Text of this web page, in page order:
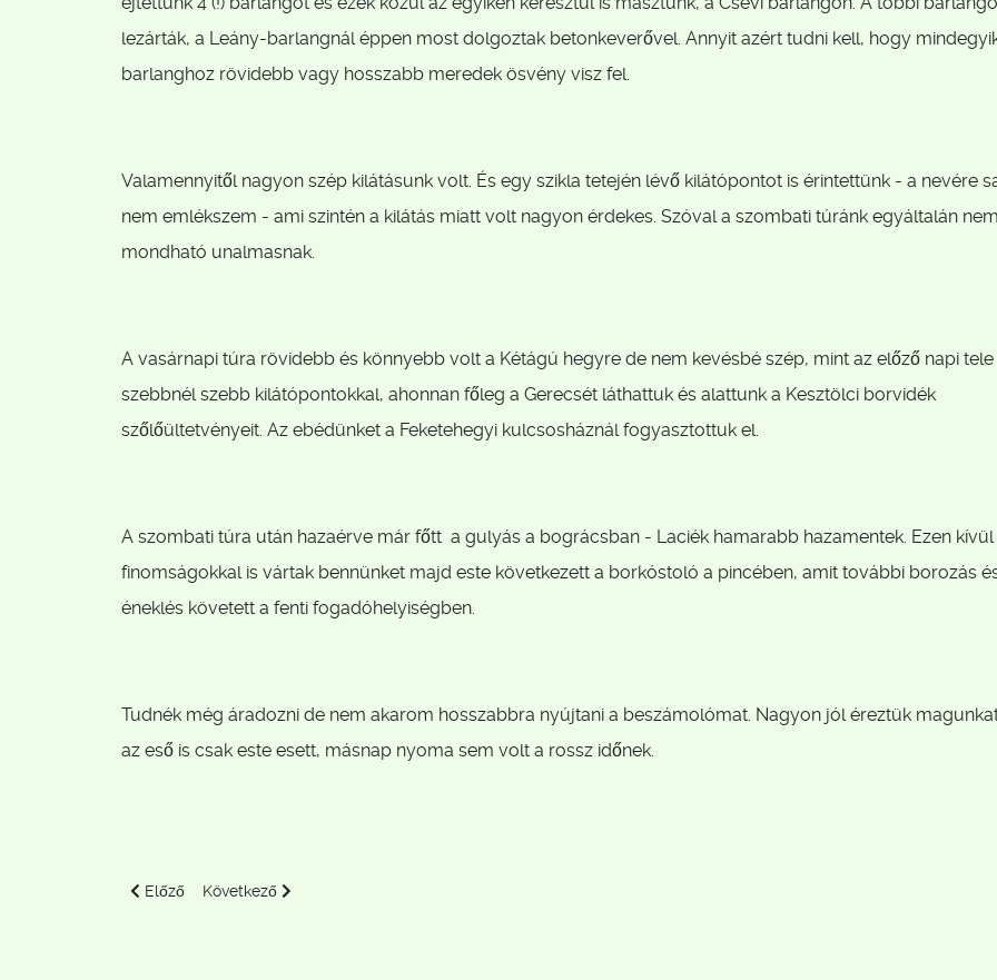
lezárták, a Leány-barlangnál éppen most dolgoztak betonkeverővel. Annyit azért tudni kell, hogy
barlanghoz rövidebb vagy hosszabb meredek ösvény visz fel.
Valamennyitől nagyon szép kilátásunk volt. És egy szikla tetején lévő kilátópontot is érintettünk - a nevére
nem emlékszem - ami szintén a kilátás miatt volt nagyon érdekes. Szóval a szombati túránk egyáltalán
mondható unalmasnak.
A vasárnapi túra rövidebb és könnyebb volt a Kétágú hegyre de nem kevésbé szép, mint az előző napi tele
szebbnél szebb kilátópontokkal, ahonnan főleg a Gerecsét láthattuk és alattunk a Kesztölci borvidék
szőlőültetvényeit. Az ebédünket a Feketehegyi kulcsosháznál fogyasztottuk el.
A szombati túra után hazaérve már főtt a gulyás a bográcsban - Laciék hamarabb hazamentek. Ezen
finomságokkal is vártak bennünket majd este következett a borkóstoló a pincében, amit további borozás
éneklés követett a fenti fogadóhelyiségben.
Tudnék még áradozni de nem akarom hosszabbra nyújtani a beszámolómat. Nagyon jól éreztük
az eső is csak este esett, másnap nyoma sem volt a rossz időnek.
Előző cikk: 2017.06.09-10. Pilis - bivakos túra
Előző Következő cikk: 2017.05.28 Duna kenutúra
Következő